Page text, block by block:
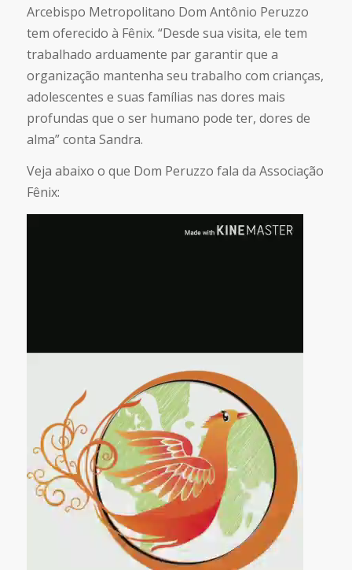
Arcebispo Metropolitano Dom Antônio Peruzzo
tem oferecido à Fênix. “Desde sua visita, ele tem
trabalhado arduamente par garantir que a
organização mantenha seu trabalho com crianças,
adolescentes e suas famílias nas dores mais
profundas que o ser humano pode ter, dores de
alma” conta Sandra.
Veja abaixo o que Dom Peruzzo fala da Associação
Fênix: